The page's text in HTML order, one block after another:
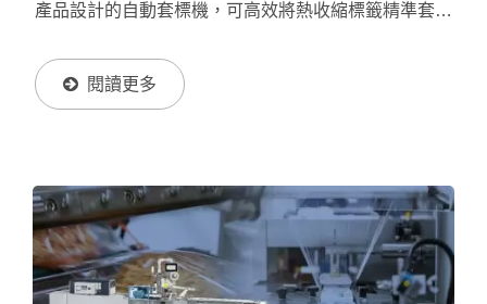
產品設計的自動套標機，可高效將熱收縮標籤精準套入
合容器表面，實現行銷品牌與資訊傳遞的效果，更達到
可視化食品安全功能的多重功能。套標機設備內部結構
活應對不同瓶型（如圓瓶、方瓶、雙瓶促銷等）與多樣
標籤材質（如PET、PVC、OPS等）。廣泛應用於食
品、飲料、日化用品、醫療保健品與工業化學品等產
業，成為包裝線自動化升級的關鍵設備。使用標籤套入
閱讀更多